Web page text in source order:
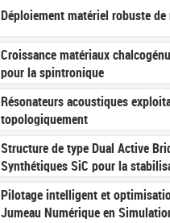
Déploiement matériel robuste de
Croissance matériaux
pour la spintronique
Résonateurs acoustiques
topologiquement
Structure de type Dual Active
Synthétiques SiC pour la
Pilotage intelligent et
Jumeau Numérique en